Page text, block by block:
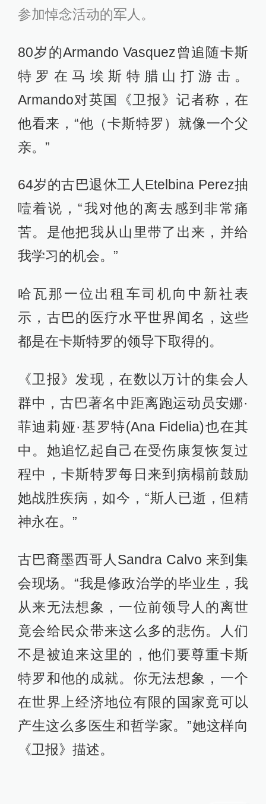
参加悼念活动的军人。
80岁的Armando Vasquez曾追随卡斯
特罗在马埃斯特腊山打游击。
Armando对英国《卫报》记者称，在
他看来，“他（卡斯特罗）就像一个父
亲。”
64岁的古巴退休工人Etelbina Perez抽
噎着说，“我对他的离去感到非常痛
苦。是他把我从山里带了出来，并给
我学习的机会。”
哈瓦那一位出租车司机向中新社表
示，古巴的医疗水平世界闻名，这些
都是在卡斯特罗的领导下取得的。
《卫报》发现，在数以万计的集会人
群中，古巴著名中距离跑运动员安娜·
菲迪莉娅·基罗特(Ana Fidelia)也在其
中。她追忆起自己在受伤康复恢复过
程中，卡斯特罗每日来到病榻前鼓励
她战胜疾病，如今，“斯人已逝，但精
神永在。”
古巴裔墨西哥人Sandra Calvo 来到集
会现场。“我是修政治学的毕业生，我
从来无法想象，一位前领导人的离世
竟会给民众带来这么多的悲伤。人们
不是被迫来这里的，他们要尊重卡斯
特罗和他的成就。你无法想象，一个
在世界上经济地位有限的国家竟可以
产生这么多医生和哲学家。”她这样向
《卫报》描述。